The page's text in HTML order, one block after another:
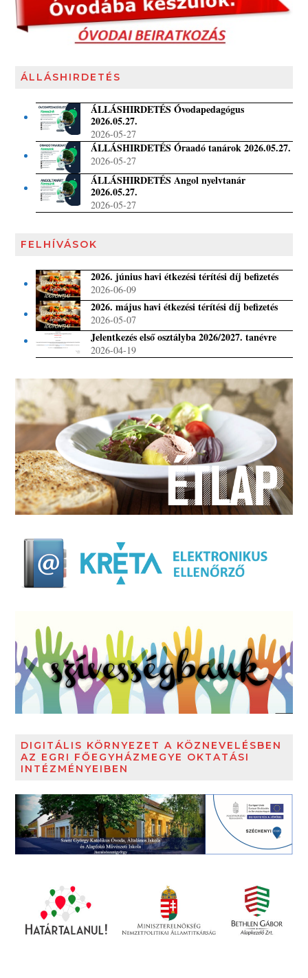
ÁLLÁSHIRDETÉS
ÁLLÁSHIRDETÉS Óvodapedagógus
2026.05.27.
2026-05-27
ÁLLÁSHIRDETÉS Óraadó tanárok 2026.05.27.
2026-05-27
ÁLLÁSHIRDETÉS Angol nyelvtanár
2026.05.27.
2026-05-27
FELHÍVÁSOK
2026. június havi étkezési térítési díj befizetés
2026-06-09
2026. május havi étkezési térítési díj befizetés
2026-05-07
Jelentkezés első osztályba 2026/2027. tanévre
2026-04-19
DIGITÁLIS KÖRNYEZET A KÖZNEVELÉSBEN
AZ EGRI FŐEGYHÁZMEGYE OKTATÁSI
INTÉZMÉNYEIBEN